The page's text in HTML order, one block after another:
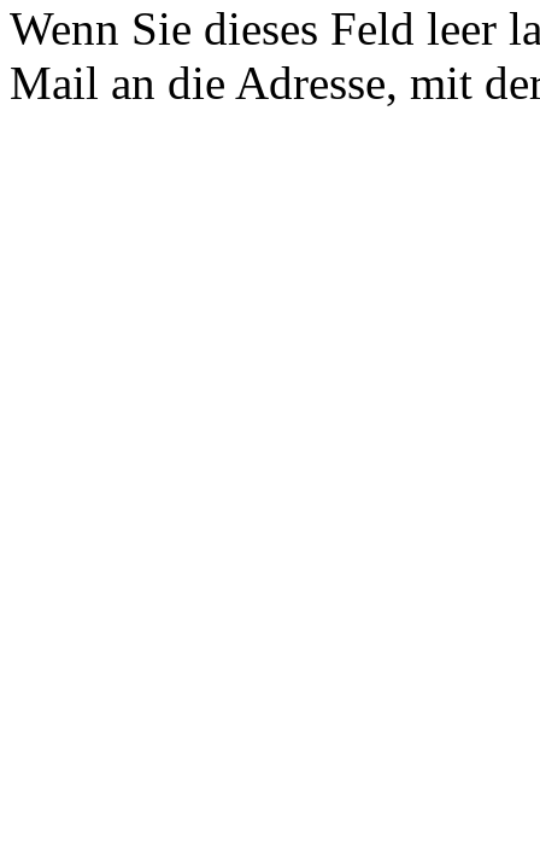
Wenn Sie dieses Feld leer
Mail an die Adresse, mit